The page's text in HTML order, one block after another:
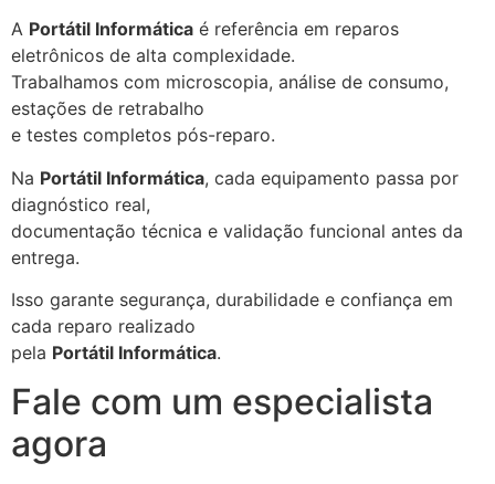
A Portátil Informática é referência em reparos
eletrônicos de alta complexidade.
Trabalhamos com microscopia, análise de consumo,
estações de retrabalho
e testes completos pós-reparo.
Na Portátil Informática, cada equipamento passa por
diagnóstico real,
documentação técnica e validação funcional antes da
entrega.
Isso garante segurança, durabilidade e confiança em
cada reparo realizado
pela Portátil Informática.
Fale com um especialista
agora